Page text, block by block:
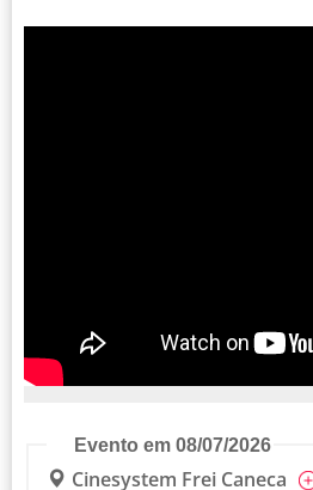
Evento em 08/07/2026
Cinesystem Frei Caneca